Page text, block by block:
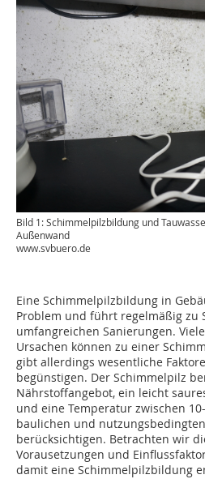
Bild 1: Schimmelpilzbildung und
Außenwand
www.svbuero.de
Eine Schimmelpilzbildung in
Problem und führt regelmäßig zu
umfangreichen Sanierungen.
Ursachen können zu einer
gibt allerdings wesentliche
begünstigen. Der Schimmelpilz
Nährstoffangebot, ein leicht
und eine Temperatur zwischen
baulichen und
berücksichtigen. Betrachten wir
Vorausetzungen und
damit eine Schimmelpilzbildung